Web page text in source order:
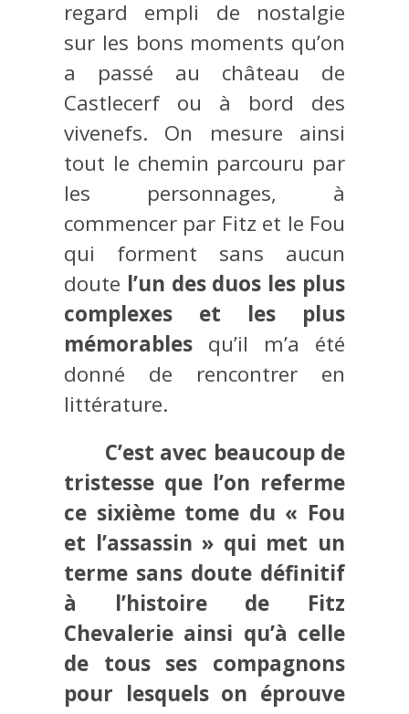
regard empli de nostalgie
sur les bons moments qu’on
a passé au château de
Castlecerf ou à bord des
vivenefs. On mesure ainsi
tout le chemin parcouru par
les personnages, à
commencer par Fitz et le Fou
qui forment sans aucun
doute l’un des duos les plus
complexes et les plus
mémorables qu’il m’a été
donné de rencontrer en
littérature.
C’est avec beaucoup de
tristesse que l’on referme
ce sixième tome du « Fou
et l’assassin » qui met un
terme sans doute définitif
à l’histoire de Fitz
Chevalerie ainsi qu’à celle
de tous ses compagnons
pour lesquels on éprouve